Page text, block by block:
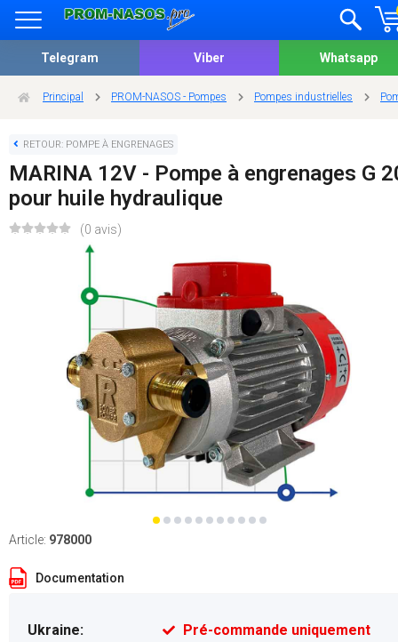
Telegram Viber Whatsapp
Principal PROM-NASOS - Pompes Pompes industrielles
RETOUR: POMPE À ENGRENAGES
MARINA 12V - Pompe à engrenages G
pour huile hydraulique
(0 avis)
Article: 978000
Documentation
Ukraine:
Pré-commande uniquement